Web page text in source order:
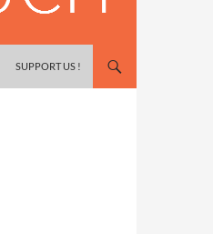
SUPPORT US !